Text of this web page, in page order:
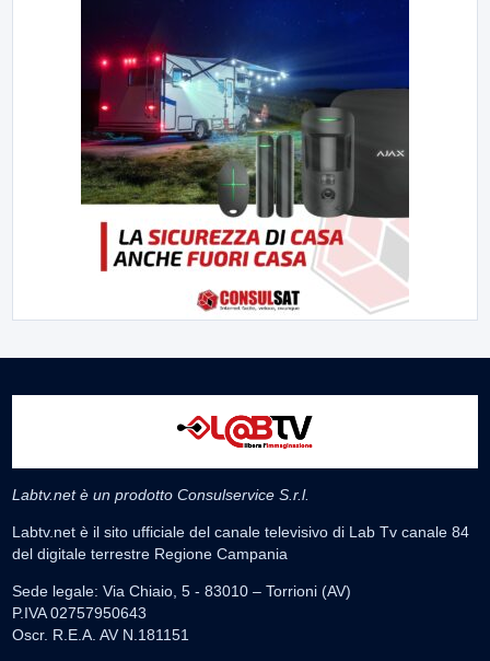
Labtv.net è un prodotto Consulservice S.r.l.
Labtv.net è il sito ufficiale del canale televisivo di Lab Tv canale 84
del digitale terrestre Regione Campania
Sede legale: Via Chiaio, 5 - 83010 – Torrioni (AV)
P.IVA 02757950643
Oscr. R.E.A. AV N.181151